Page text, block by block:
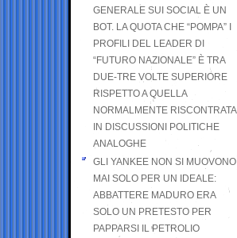
GENERALE SUI SOCIAL È UN
BOT. LA QUOTA CHE “POMPA” I
PROFILI DEL LEADER DI
“FUTURO NAZIONALE” È TRA
DUE-TRE VOLTE SUPERIORE
RISPETTO A QUELLA
NORMALMENTE RISCONTRATA
IN DISCUSSIONI POLITICHE
ANALOGHE
GLI YANKEE NON SI MUOVONO
MAI SOLO PER UN IDEALE:
ABBATTERE MADURO ERA
SOLO UN PRETESTO PER
PAPPARSI IL PETROLIO